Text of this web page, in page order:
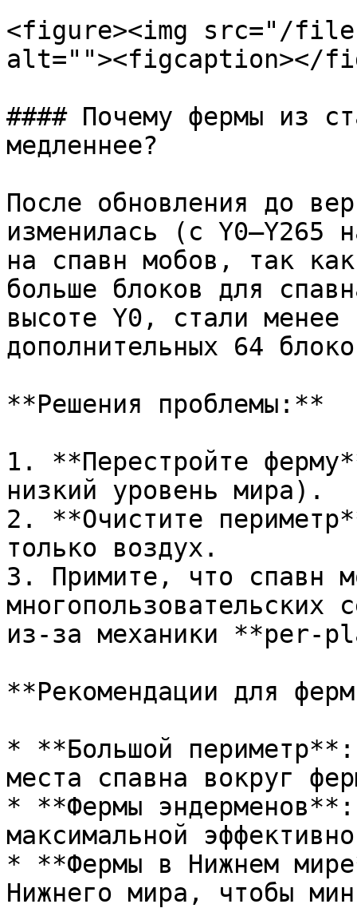
<figure><img src="/files/
alt=""><figcaption></
#### Почему фермы из
медленнее?
После обновления до
изменилась (с Y0–Y265
на спавн мобов, так
больше блоков для
высоте Y0, стали менее
дополнительных 64
**Решения проблемы:**
1. **Перестройте
низкий уровень мира).
2. **Очистите
только воздух.
3. Примите, что спавн
многопользовательских
из-за механики **per-
**Рекомендации для
* **Большой периметр**:
места спавна вокруг
* **Фермы
максимальной
* **Фермы в Нижнем
Нижнего мира, чтобы